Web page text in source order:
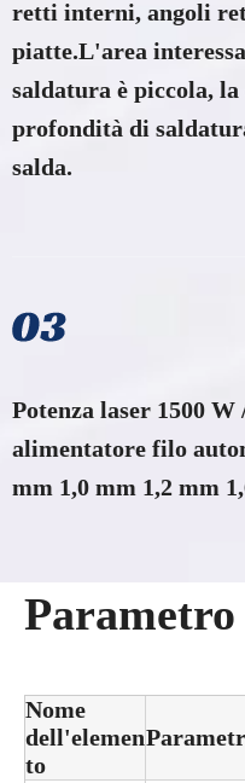
retti interni, angoli
piatte.L'area
saldatura è piccola,
profondità di
salda.
Potenza laser 1500 W
alimentatore filo
mm 1,0 mm 1,2 mm
Parametro
Nome
dell'elemen
to